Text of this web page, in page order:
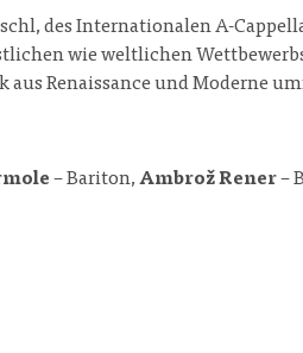
des Internationalen A-
wie weltlichen
Renaissance und Moderne
– Bariton,Ambrož Rener–